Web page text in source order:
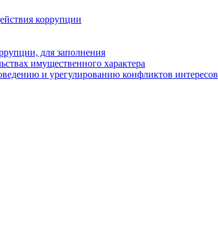
коррупции
для заполнения
имущественного характера
и урегулированию конфликтов интересов